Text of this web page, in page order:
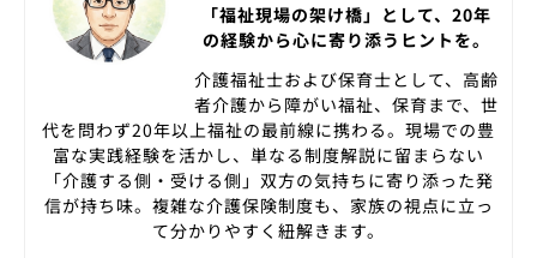
「福祉現場の架け橋」として、20年
の経験から心に寄り添うヒントを。
介護福祉士および保育士として、高齢
者介護から障がい福祉、保育まで、世
代を問わず20年以上福祉の最前線に携わる。現場での豊
富な実践経験を活かし、単なる制度解説に留まらない
「介護する側・受ける側」双方の気持ちに寄り添った発
信が持ち味。複雑な介護保険制度も、家族の視点に立っ
て分かりやすく紐解きます。